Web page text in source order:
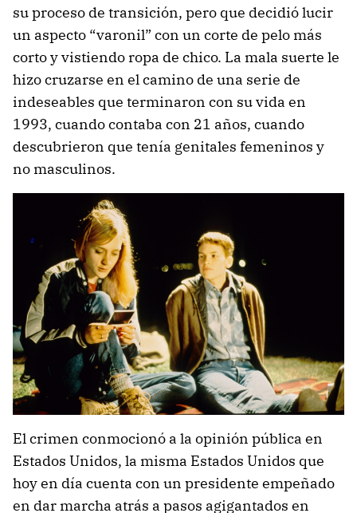
su proceso de transición, pero que decidió lucir
un aspecto “varonil” con un corte de pelo más
corto y vistiendo ropa de chico. La mala suerte le
hizo cruzarse en el camino de una serie de
indeseables que terminaron con su vida en
1993, cuando contaba con 21 años, cuando
descubrieron que tenía genitales femeninos y
no masculinos.
El crimen conmocionó a la opinión pública en
Estados Unidos, la misma Estados Unidos que
hoy en día cuenta con un presidente empeñado
en dar marcha atrás a pasos agigantados en